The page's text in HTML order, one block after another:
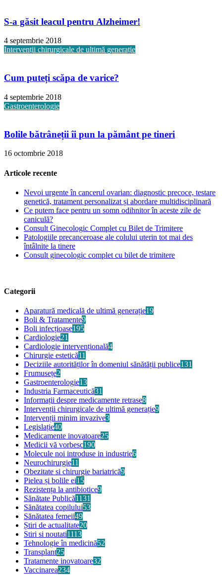
S-a găsit leacul pentru Alzheimer!
4 septembrie 2018
Intervenții chirurgicale de ultimă generație
Cum puteți scăpa de varice?
4 septembrie 2018
Gastroenterologie
Bolile bătrâneții îi pun la pământ pe tineri
16 octombrie 2018
Articole recente
Nevoi urgente în cancerul ovarian: diagnostic precoce, testare
genetică, tratament personalizat și abordare multidisciplinară
Ce putem face pentru un somn odihnitor în aceste zile de
caniculă?
Consult Ginecologic Complet cu Bilet de Trimitere
Patologiile precanceroase ale colului uterin tot mai des
întâlnite la tinere
Consult ginecologic complet cu bilet de trimitere
Categorii
Aparatură medicală de ultimă generație19
Boli & Tratamente9
Boli infecțioase195
Cardiologie21
Cardiologie intervențională4
Chirurgie estetică11
Deciziile autorităților în domeniul sănătății publice131
Frumusețe2
Gastroenterologie13
Industria Farmaceutică31
Informații despre medicamente retrase8
Intervenții chirurgicale de ultimă generație9
Intervenții minim invazive3
Legislație40
Medicamente inovatoare25
Medicii vă vorbesc190
Molecule noi introduse in industrie6
Neurochirurgie11
Obezitate si chirurgie bariatrică9
Pielea și bolile ei15
Rezistența la antibiotice9
Sănătate Publică1131
Sănătatea copilului53
Sănătatea femeii49
Știri de actualitate20
Stiri si noutati1113
Tehnologie în medicină52
Transplant25
Tratamente inovatoare32
Vaccinarea234